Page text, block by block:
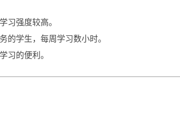
习强度较高。
的学生，每周学习数小时。
习的便利。